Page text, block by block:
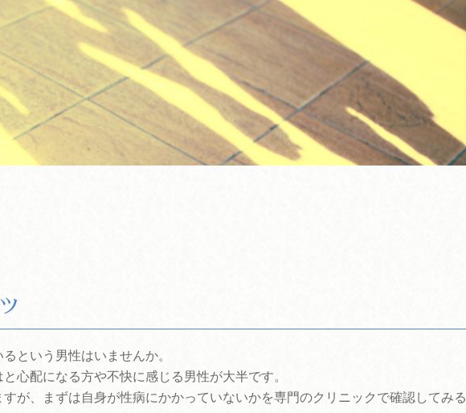
という男性はいませんか。
心配になる方や不快に感じる男性が大半です。
が、まずは自身が性病にかかっていないかを専門のクリニックで確認してみる